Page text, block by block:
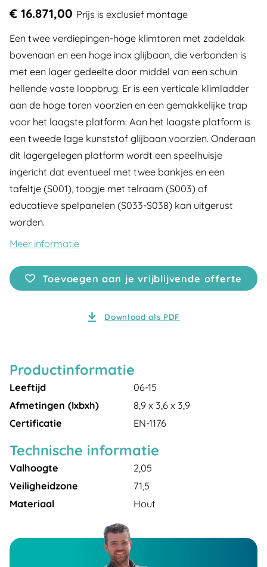
€ 16.871,00 Prijs is exclusief montage
Een twee verdiepingen-hoge klimtoren met zadeldak
bovenaan en een hoge inox glijbaan, die verbonden is
met een lager gedeelte door middel van een schuin
hellende vaste loopbrug. Er is een verticale klimladder
aan de hoge toren voorzien en een gemakkelijke trap
voor het laagste platform. Aan het laagste platform is
een tweede lage kunststof glijbaan voorzien. Onderaan
dit lagergelegen platform wordt een speelhuisje
ingericht dat eventueel met twee bankjes en een
tafeltje (S001), toogje met telraam (S003) of
educatieve spelpanelen (S033-S038) kan uitgerust
worden.
Meer informatie
Toevoegen aan je vrijblijvende offerte
Download als PDF
Productinformatie
Leeftijd
06-15
Afmetingen (lxbxh)
8,9 x 3,6 x 3,9
Certificatie
EN-1176
Technische informatie
Valhoogte
2,05
Veiligheidzone
71,5
Materiaal
Hout